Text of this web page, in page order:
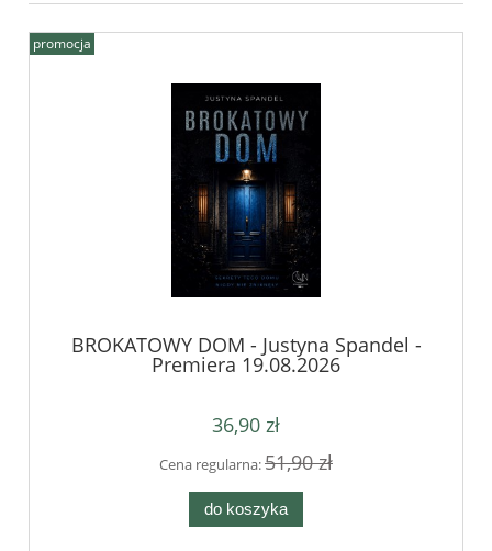
BROKATOWY DOM - Justyna Spandel -
Premiera 19.08.2026
36,90 zł
Cena regularna:51,90 zł
do koszyka
promocja